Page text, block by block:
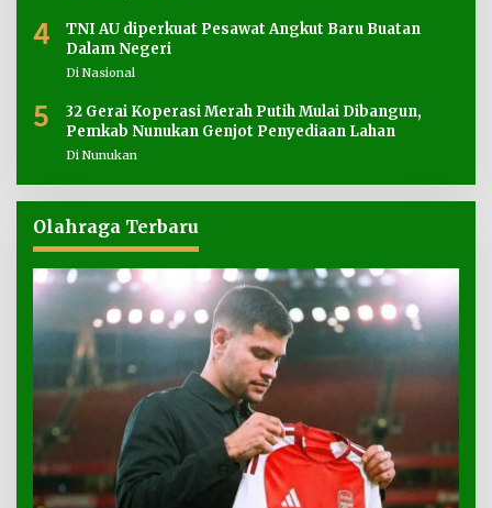
4
TNI AU diperkuat Pesawat Angkut Baru Buatan
Dalam Negeri
Di Nasional
5
32 Gerai Koperasi Merah Putih Mulai Dibangun,
Pemkab Nunukan Genjot Penyediaan Lahan
Di Nunukan
Olahraga Terbaru